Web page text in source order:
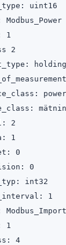
uint16
Modbus_Power
1
2
holding
power
2
1
0
0
int32
1
1
4